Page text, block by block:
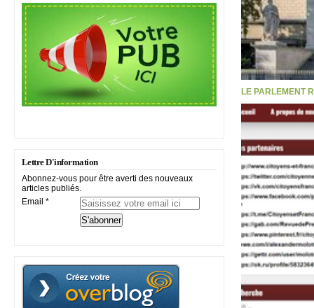
Lettre D'information
Abonnez-vous pour être averti des nouveaux
articles publiés.
Email
LE PARLEMENT